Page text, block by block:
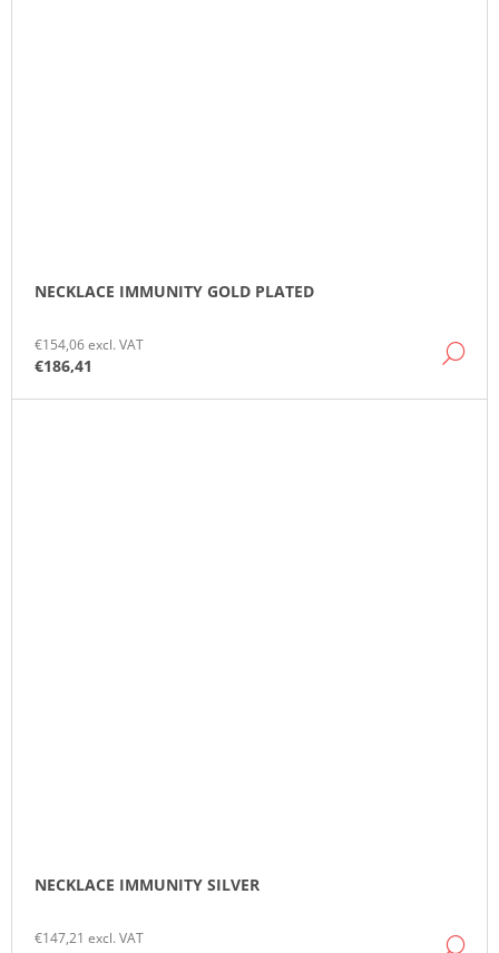
NECKLACE IMMUNITY GOLD PLATED
€154,06 excl. VAT
€186,41
NECKLACE IMMUNITY SILVER
€147,21 excl. VAT